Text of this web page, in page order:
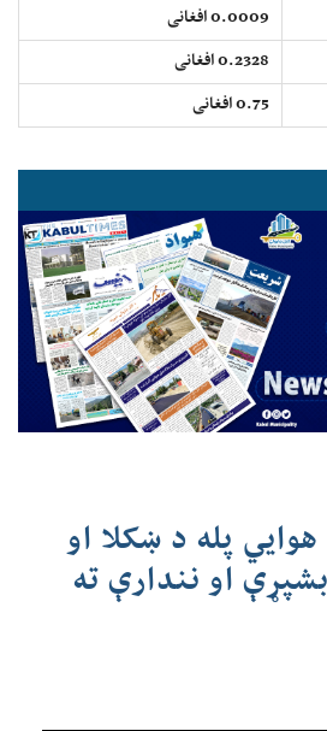
0.0009 افغانی
0.2328 افغانی
0.75 افغانی
پله د ښکلا او
او نندارې ته